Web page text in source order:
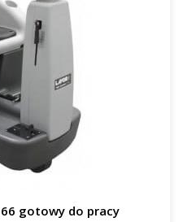
66 gotowy do pracy